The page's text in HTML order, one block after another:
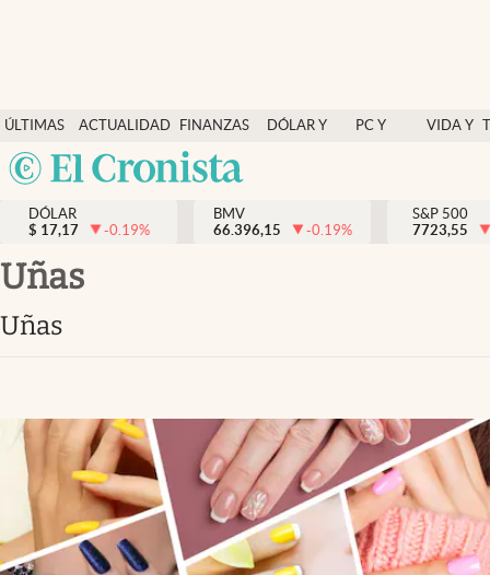
ÚLTIMAS
NOTICIAS
ACTUALIDAD
FINANZAS
Y
ECONOMÍA
DÓLAR Y
PC Y
VIDA Y
México
Actualidad
Finanzas y economía
Dólar y mercados
Opinión
Brand Strategy
Vida y estilo
Clima
Espiritualidad
DÓLAR
$ 17,17 -0.19%
BMV
66.396,15
-0.19%
S&P 500
7723,55
uñas
uñas